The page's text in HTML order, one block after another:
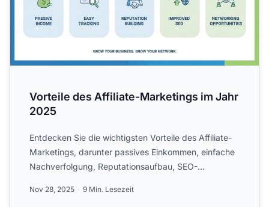
Vorteile des Affiliate-Marketings im Jahr
2025
Entdecken Sie die wichtigsten Vorteile des Affiliate-
Marketings, darunter passives Einkommen, einfache
Nachverfolgung, Reputationsaufbau, SEO-
Nov 28, 2025 9 Min. Lesezeit